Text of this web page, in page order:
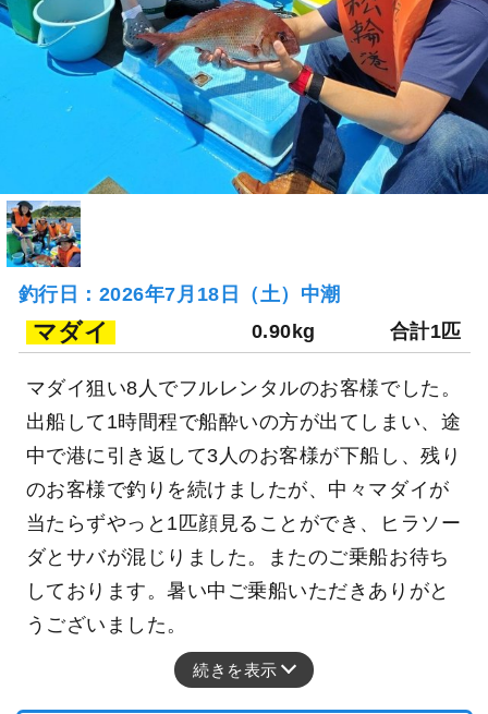
釣行日：2026年7月18日（土）中潮
マダイ 0.90kg 合計1匹
マダイ狙い8人でフルレンタルのお客様でした。
出船して1時間程で船酔いの方が出てしまい、途
中で港に引き返して3人のお客様が下船し、残り
のお客様で釣りを続けましたが、中々マダイが
当たらずやっと1匹顔見ることができ、ヒラソー
ダとサバが混じりました。またのご乗船お待ち
しております。暑い中ご乗船いただきありがと
うございました。
続きを表示